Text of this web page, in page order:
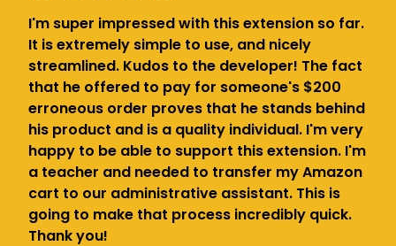
I'm super impressed with this extension so far.
It is extremely simple to use, and nicely
streamlined. Kudos to the developer! The fact
that he offered to pay for someone's $200
erroneous order proves that he stands behind
his product and is a quality individual. I'm very
happy to be able to support this extension. I'm
a teacher and needed to transfer my Amazon
cart to our administrative assistant. This is
going to make that process incredibly quick.
Thank you!